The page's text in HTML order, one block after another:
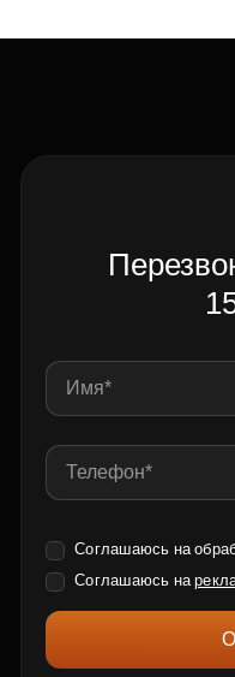
Соглашаюсь на
Соглашаюсь на